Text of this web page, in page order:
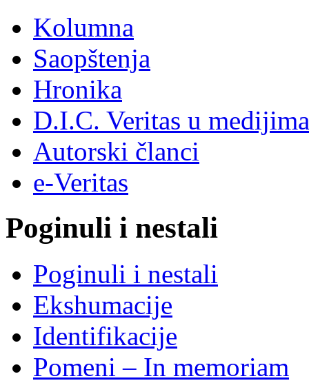
Kolumna
Saopštenja
Hronika
D.I.C. Veritas u medijima
Autorski članci
e-Veritas
Poginuli i nestali
Poginuli i nestali
Ekshumacije
Identifikacije
Pomeni – In memoriam